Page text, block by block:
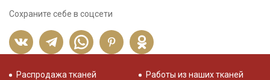
Сохраните себе в соцсети
Распродажа тканей
Работы из наших тканей